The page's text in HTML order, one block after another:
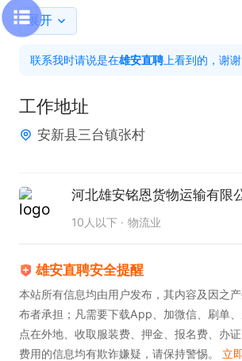
障等。
任职要求：
2. 熟练掌握电脑操作，能够熟练运用
公软件。
4. 熟悉物流运输流程，具备良好的货
识。
神。
工作时间：根据物流业务需求安排，
输任务。
展开
联系我时请说是在雄安直聘 上看到的，谢谢
工作地址
安新县三台镇张村
河北雄安铭恩货物运输有限
10人以下 物流业
雄安直聘安全提醒
本站所有信息均由用户发布，其内容及因之
布者承担；凡需要下载App、加微信、刷单
点在外地、收取服装费、押金、报名费、办
费用的信息均有欺诈嫌疑，请保持警惕。 立